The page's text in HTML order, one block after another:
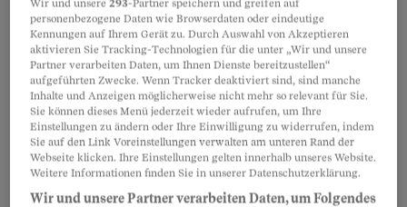
Partnerinhalte
Wir und unsere293-Partner speichern und greifen auf
personenbezogene Daten wie Browserdaten oder eindeutige
Kennungen auf Ihrem Gerät zu. Durch Auswahl von Akzeptieren
aktivieren Sie Tracking-Technologien für die unter „Wir und unsere
Partner verarbeiten Daten, um Ihnen Dienste bereitzustellen“
aufgeführten Zwecke. Wenn Tracker deaktiviert sind, sind manche
Inhalte und Anzeigen möglicherweise nicht mehr so relevant für Sie.
Sie können dieses Menü jederzeit wieder aufrufen, um Ihre
Einstellungen zu ändern oder Ihre Einwilligung zu widerrufen, indem
Sie auf den Link Voreinstellungen verwalten am unteren Rand der
Webseite klicken. Ihre Einstellungen gelten innerhalb unseres Website.
Weitere Informationen finden Sie in unserer Datenschutzerklärung.
Wir und unsere Partner verarbeiten Daten, um Folgendes